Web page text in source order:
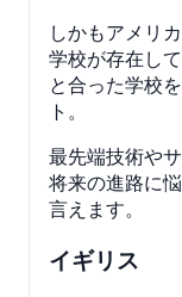
しかもアメリ
学校が存在し
と合った学校
ト。
最先端技術や
将来の進路に
言えます。
イギリス